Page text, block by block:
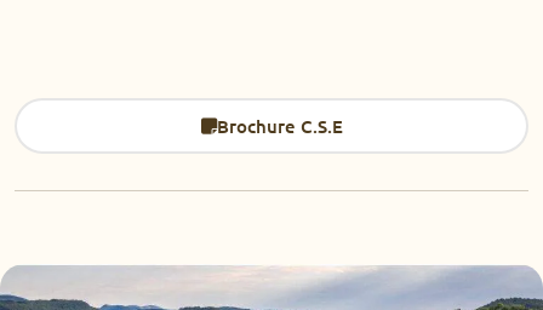
Brochure C.S.E